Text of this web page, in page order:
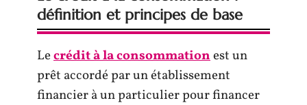
définition et principes de base
Lecrédit à la consommationest un
prêt accordé par un établissement
financier à un particulier pour financer